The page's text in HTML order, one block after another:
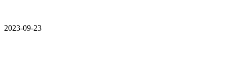
2023-09-23